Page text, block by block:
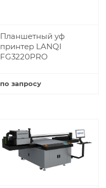
Планшетный уф
принтер LANQI
FG3220PRO
по запросу